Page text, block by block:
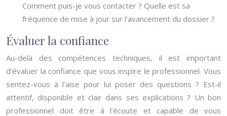
Comment puis-je vous contacter ? Quelle est sa
fréquence de mise à jour sur l’avancement du dossier ?
Évaluer la confiance
Au-delà des compétences techniques, il est important
d’évaluer la confiance que vous inspire le professionnel. Vous
sentez-vous à l’aise pour lui poser des questions ? Est-il
attentif, disponible et clair dans ses explications ? Un bon
professionnel doit être à l’écoute et capable de vous